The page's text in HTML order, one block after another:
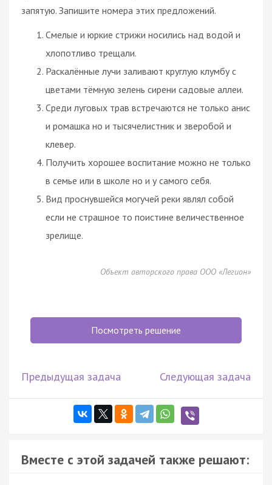
запятую. Запишите номера этих предложений.
Смелые и юркие стрижи носились над водой и
хлопотливо трещали.
Раскалённые лучи заливают круглую клумбу с
цветами тёмную зелень сирени садовые аллеи.
Среди луговых трав встречаются не только анис
и ромашка но и тысячелистник и зверобой и
клевер.
Получить хорошее воспитание можно не только
в семье или в школе но и у самого себя.
Вид проснувшейся могучей реки являл собой
если не страшное то поистине величественное
зрелище.
Объект авторского права ООО «Легион»
Посмотреть решение
Предыдущая задача Следующая задача
Вместе с этой задачей также решают: